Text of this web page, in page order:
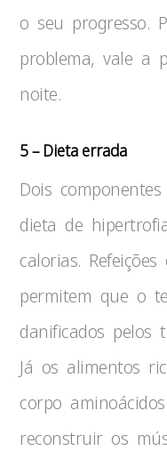
o seu progresso.
problema, vale a
noite.
5 – Dieta errada
Dois
dieta de
calorias.
permitem que o
danificados pelos
Já os alimentos
corpo
reconstruir os